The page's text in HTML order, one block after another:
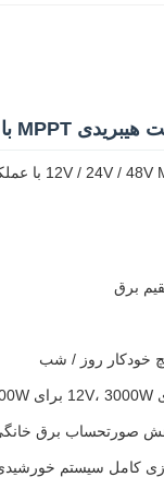
برق
صورتحساب برق